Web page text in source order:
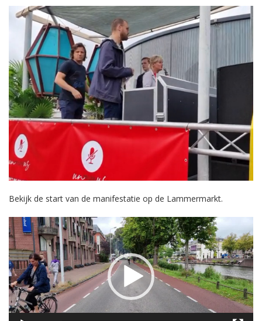
Bekijk de start van de manifestatie op de Lammermarkt.
Videospeler